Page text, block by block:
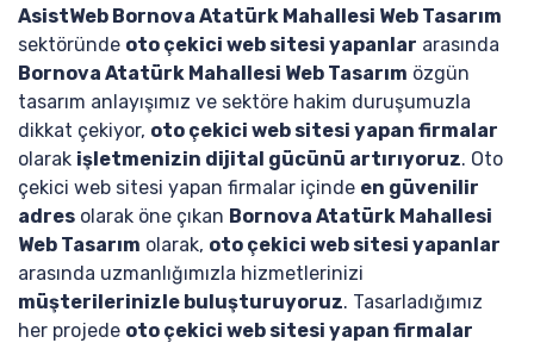
AsistWeb Bornova Atatürk Mahallesi Web Tasarım
sektöründe oto çekici web sitesi yapanlar arasında
Bornova Atatürk Mahallesi Web Tasarım özgün
tasarım anlayışımız ve sektöre hakim duruşumuzla
dikkat çekiyor, oto çekici web sitesi yapan firmalar
olarak işletmenizin dijital gücünü artırıyoruz. Oto
çekici web sitesi yapan firmalar içinde en güvenilir
adres olarak öne çıkan Bornova Atatürk Mahallesi
Web Tasarım olarak, oto çekici web sitesi yapanlar
arasında uzmanlığımızla hizmetlerinizi
müşterilerinizle buluşturuyoruz. Tasarladığımız
her projede oto çekici web sitesi yapan firmalar